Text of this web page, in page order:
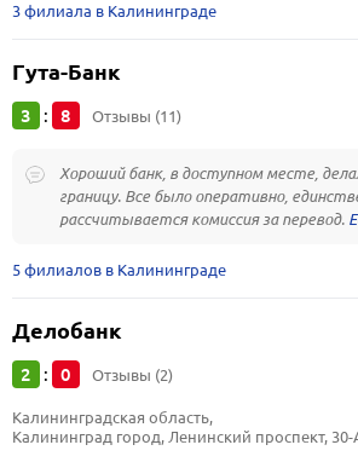
3 филиала в Калининграде
Гута-Банк
3 : 8 Отзывы (11)
Хороший банк, в доступном месте,
границу. Все было оперативно,
рассчитывается комиссия за перевод.
5 филиалов в Калининграде
Делобанк
2 : 0 Отзывы (2)
Калининградская область,
Калининград город, Ленинский проспект, 30-